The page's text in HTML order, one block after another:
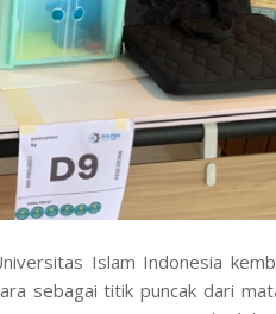
Islam Indonesia
sebagai titik puncak dari